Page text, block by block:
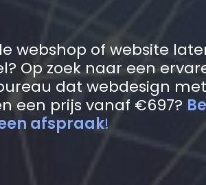
webshop of website
Op zoek naar een
dat webdesign met
een prijs vanaf €697?
afspraak!